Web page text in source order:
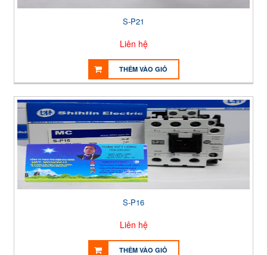
S-P21
Liên hệ
THÊM VÀO GIỎ
S-P16
Liên hệ
THÊM VÀO GIỎ